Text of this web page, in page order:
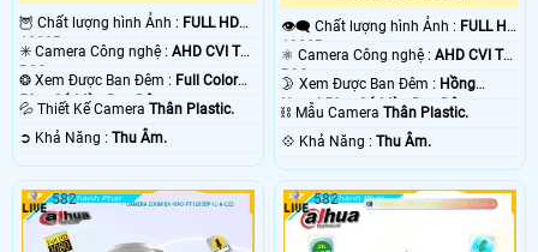
🦉 Chất lượng hình Ảnh : FULL HD
1080P .
✳️ Camera Công nghệ : AHD CVI TVI
BCS.
❂ Xem Được Ban Đêm : Full Color
50m Có Màu Ban Ðêm.
💦 Thiết Kế Camera Thân Plastic.
️➲ Khả Năng : Thu Âm.
👁️‍🗨 Chất lượng hình Ảnh : FULL HD
1080P .
⚛️ Camera Công nghệ :AHD CVI TVI
BCS.
🌛 Xem Được Ban Đêm : Hồng
Ngoại 50m Có Màu Ban Ðêm.
⛓ Mẫu CameraThân Plastic.
️💠 Khả Năng :Thu Âm.
582 582